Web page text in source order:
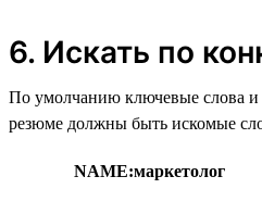
6. Искать по
По умолчанию ключевые слова и
резюме должны быть искомые
NAME:маркетолог